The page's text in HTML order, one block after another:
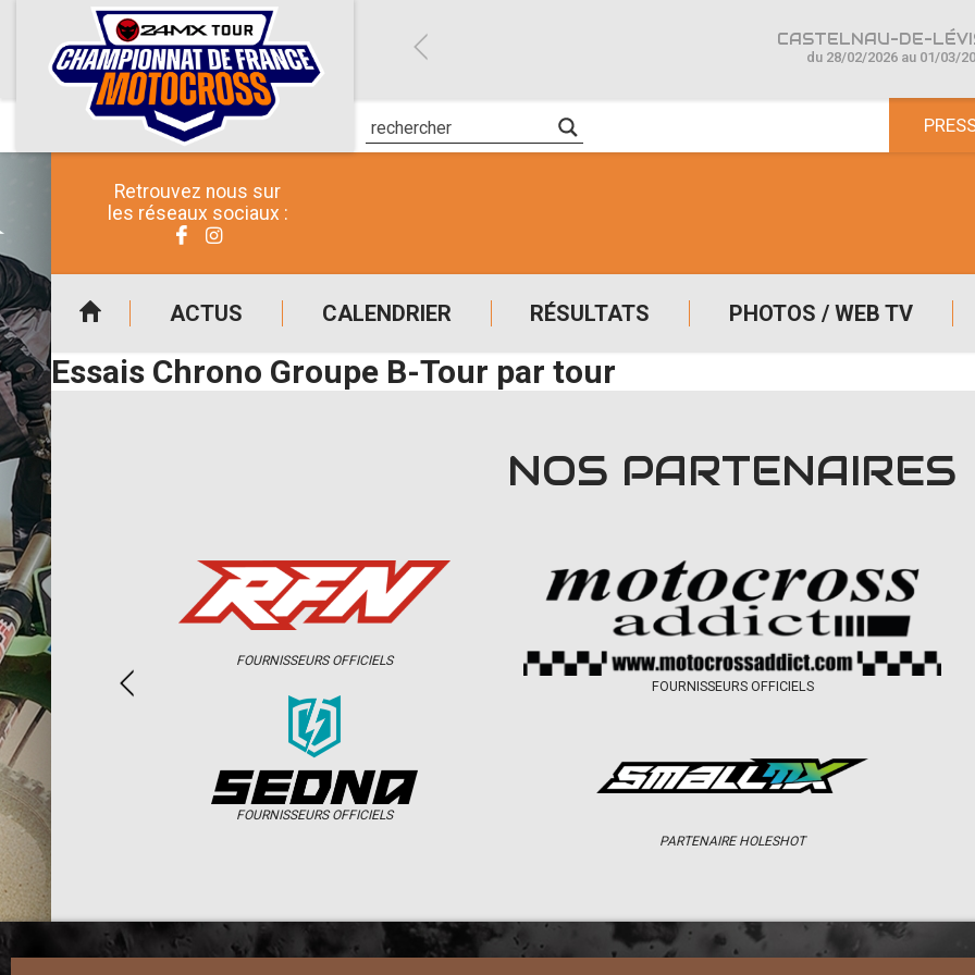
Retrouvez nous sur
les réseaux sociaux :
ACTUS CALENDRIER RÉSULTATS PHOTOS / WEB TV
CASTELNAU-DE-
du 28/02/2026 au 01/03/
Essais Chrono Groupe B-Tour par tour
NOS PARTENAIRES
FOURNISSEURS OFFICIELS
FOURNISSEURS OFFICIELS
FOURNISSEURS OFFICIELS
PARTENAIRE HOLESHOT